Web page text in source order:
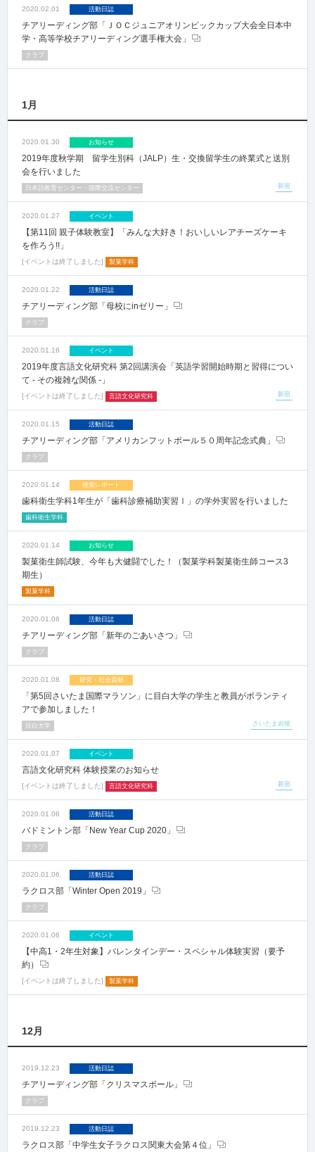
2020.02.01 活動日誌
チアリーディング部「ＪＯＣジュニアオリンピックカップ大会全日本中
学・高等学校チアリーディング選手権大会」
クラブ
1月
2020.01.30 お知らせ
2019年度秋学期 留学生別科（JALP）生・交換留学生の終業式と送別
会を行いました
新宿
日本語教育センター・国際交流センター
2020.01.27 イベント
【第11回 親子体験教室】「みんな大好き！おいしいレアチーズケーキ
を作ろう!!」
イベントは終了しました 製菓学科
2020.01.22 活動日誌
チアリーディング部「母校にinゼリー」
クラブ
2020.01.16 イベント
2019年度言語文化研究科 第2回講演会「英語学習開始時期と習得につい
て - その複雑な関係 -」
イベントは終了しました 新宿
言語文化研究科
2020.01.15 活動日誌
チアリーディング部「アメリカンフットボール５０周年記念式典」
クラブ
2020.01.14 授業レポート
歯科衛生学科1年生が「歯科診療補助実習Ⅰ」の学外実習を行いました
歯科衛生学科
2020.01.14 お知らせ
製菓衛生師試験、今年も大健闘でした！（製菓学科製菓衛生師コース3
期生）
製菓学科
2020.01.08 活動日誌
チアリーディング部「新年のごあいさつ」
クラブ
2020.01.08 研究・社会貢献
「第5回さいたま国際マラソン」に目白大学の学生と教員がボランティ
アで参加しました！
さいたま岩槻
目白大学
2020.01.07 イベント
言語文化研究科 体験授業のお知らせ
イベントは終了しました 新宿
言語文化研究科
2020.01.06 活動日誌
バドミントン部「New Year Cup 2020」
クラブ
2020.01.06 活動日誌
ラクロス部「Winter Open 2019」
クラブ
2020.01.06 イベント
【中高1・2年生対象】バレンタインデー・スペシャル体験実習（要予
約）
イベントは終了しました 製菓学科
12月
2019.12.23 活動日誌
チアリーディング部「クリスマスボール」
クラブ
2019.12.23 活動日誌
ラクロス部「中学生女子ラクロス関東大会第４位」